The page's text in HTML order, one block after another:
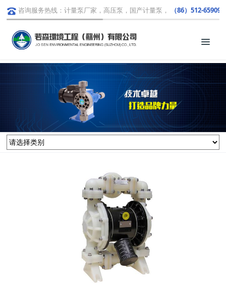
咨询服务热线：计量泵厂家，高压泵，国产计量泵， （86）512-